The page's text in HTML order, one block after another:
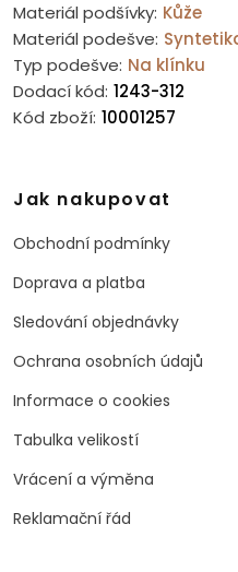
Materiál podšívky: Kůže
Materiál podešve:
Typ podešve: Na klínku
Dodací kód: 1243-312
Kód zboží: 10001257
Jak nakupovat
Obchodní podmínky
Doprava a platba
Sledování objednávky
Ochrana osobních údajů
Informace o cookies
Tabulka velikostí
Vrácení a výměna
Reklamační řád